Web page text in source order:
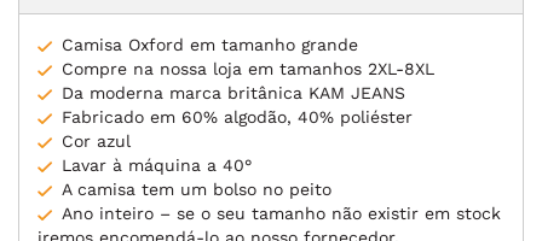
Camisa Oxford em tamanho grande
Compre na nossa loja em tamanhos 2XL-8XL
Da moderna marca britânica KAM JEANS
Fabricado em 60% algodão, 40% poliéster
Cor azul
Lavar à máquina a 40°
A camisa tem um bolso no peito
Ano inteiro – se o seu tamanho não existir em stock